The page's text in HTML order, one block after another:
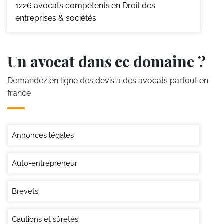
1226 avocats compétents en Droit des
entreprises & sociétés
Un avocat dans ce domaine ?
Demandez en ligne des devis à des avocats partout en
france
Annonces légales
Auto-entrepreneur
Brevets
Cautions et sûretés